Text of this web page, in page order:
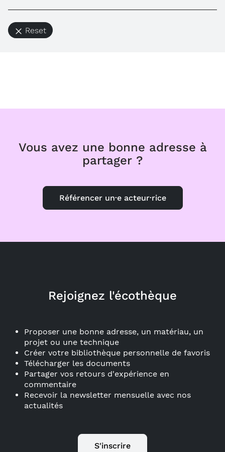
Reset
Vous avez une bonne adresse à
partager ?
Référencer un·e acteur·rice
Rejoignez l'écothèque
Proposer une bonne adresse, un matériau, un
projet ou une technique
Créer votre bibliothèque personnelle de favoris
Télécharger les documents
Partager vos retours d'expérience en
commentaire
Recevoir la newsletter mensuelle avec nos
actualités
S'inscrire